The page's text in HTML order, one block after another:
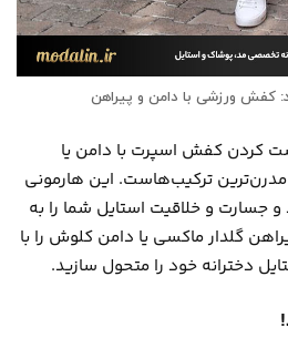
کفش ورزشی با دامن و پیراهن
کردن کفش اسپرت با دامن یا
ترکیب‌هاست. این هارمونی
جسارت و خلاقیت استایل شما را به
گلدار ماکسی یا دامن کلوش را با
دخترانه خود را متحول سازید.